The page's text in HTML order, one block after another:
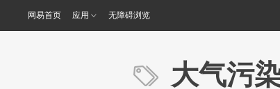
网易首页 应用 无障碍浏览
大气污